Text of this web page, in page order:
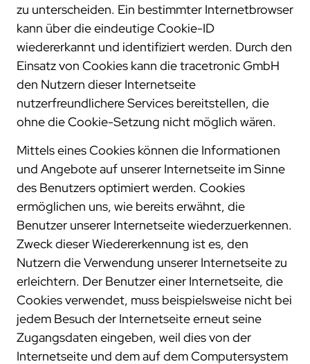
zu unterscheiden. Ein bestimmter Internetbrowser
kann über die eindeutige Cookie-ID
wiedererkannt und identifiziert werden. Durch den
Einsatz von Cookies kann die tracetronic GmbH
den Nutzern dieser Internetseite
nutzerfreundlichere Services bereitstellen, die
ohne die Cookie-Setzung nicht möglich wären.
Mittels eines Cookies können die Informationen
und Angebote auf unserer Internetseite im Sinne
des Benutzers optimiert werden. Cookies
ermöglichen uns, wie bereits erwähnt, die
Benutzer unserer Internetseite wiederzuerkennen.
Zweck dieser Wiedererkennung ist es, den
Nutzern die Verwendung unserer Internetseite zu
erleichtern. Der Benutzer einer Internetseite, die
Cookies verwendet, muss beispielsweise nicht bei
jedem Besuch der Internetseite erneut seine
Zugangsdaten eingeben, weil dies von der
Internetseite und dem auf dem Computersystem